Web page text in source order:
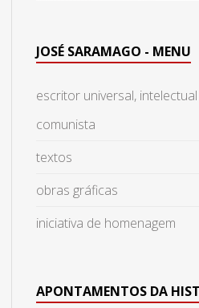
JOSÉ SARAMAGO - MENU
escritor universal,
comunista
textos
obras gráficas
iniciativa de homenagem
APONTAMENTOS DA